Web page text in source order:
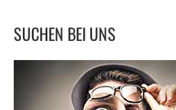
SUCHEN BEI UNS